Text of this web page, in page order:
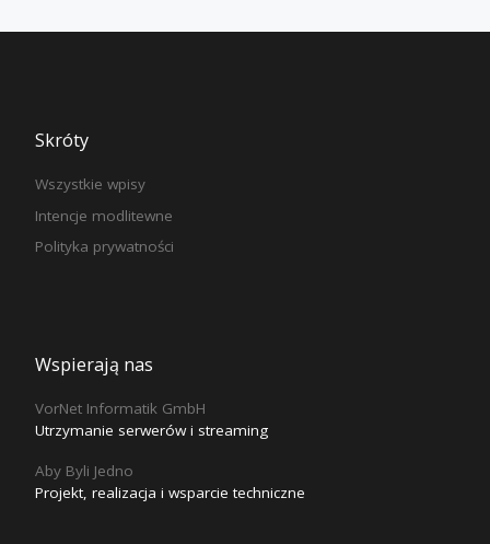
Skróty
Wszystkie wpisy
Intencje modlitewne
Polityka prywatności
Wspierają nas
VorNet Informatik GmbH
Utrzymanie serwerów i streaming
Aby Byli Jedno
Projekt, realizacja i wsparcie techniczne